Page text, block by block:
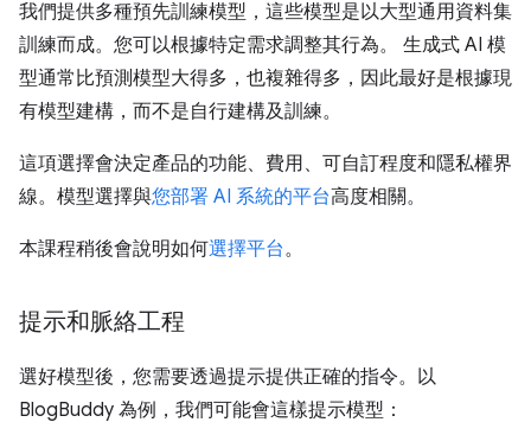
我們提供多種預先訓練模型，這些模型是以大型通用資料集
訓練而成。您可以根據特定需求調整其行為。 生成式 AI 模
型通常比預測模型大得多，也複雜得多，因此最好是根據現
有模型建構，而不是自行建構及訓練。
這項選擇會決定產品的功能、費用、可自訂程度和隱私權界
線。模型選擇與您部署 AI 系統的平台高度相關。
本課程稍後會說明如何選擇平台。
提示和脈絡工程
選好模型後，您需要透過提示提供正確的指令。以
BlogBuddy 為例，我們可能會這樣提示模型：